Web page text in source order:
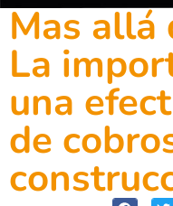
Mas allá
La
una
de